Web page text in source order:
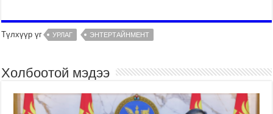
Түлхүүр үг УРЛАГ ЭНТЕРТАЙНМЕНТ
Холбоотой мэдээ